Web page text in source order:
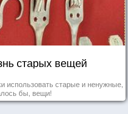
старых вещей
использовать старые и ненужные,
бы, вещи!